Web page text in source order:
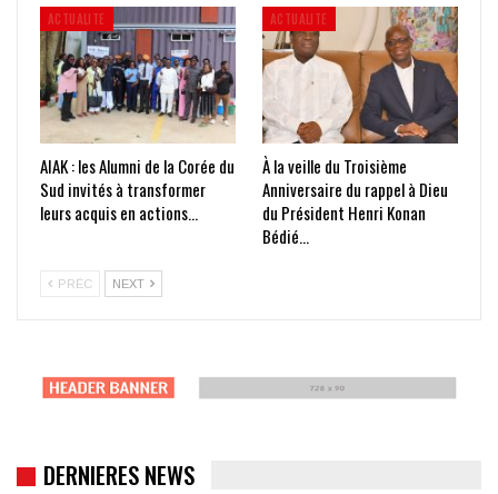
ACTUALITE
AIAK : les Alumni de la Corée du
Sud invités à transformer
leurs acquis en actions…
ACTUALITE
À la veille du Troisième
Anniversaire du rappel à Dieu
du Président Henri Konan
Bédié…
PRÉC NEXT
DERNIERES NEWS